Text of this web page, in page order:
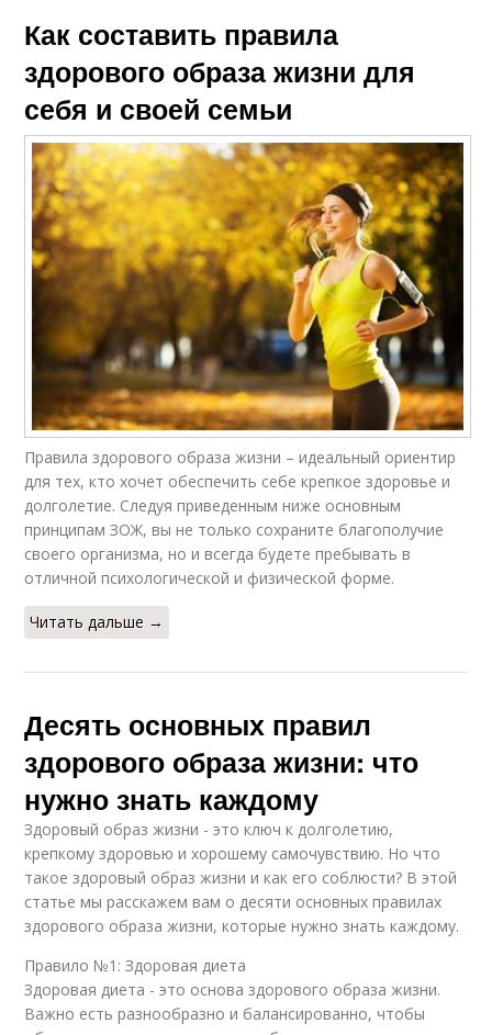
Как составить правила
здорового образа жизни для
себя и своей семьи
Правила здорового образа жизни – идеальный ориентир
для тех, кто хочет обеспечить себе крепкое здоровье и
долголетие. Следуя приведенным ниже основным
принципам ЗОЖ, вы не только сохраните благополучие
своего организма, но и всегда будете пребывать в
отличной психологической и физической форме.
Читать дальше →
Десять основных правил
здорового образа жизни: что
нужно знать каждому
Здоровый образ жизни - это ключ к долголетию,
крепкому здоровью и хорошему самочувствию. Но что
такое здоровый образ жизни и как его соблюсти? В этой
статье мы расскажем вам о десяти основных правилах
здорового образа жизни, которые нужно знать каждому.
Правило №1: Здоровая диета
Здоровая диета - это основа здорового образа жизни.
Важно есть разнообразно и балансированно, чтобы